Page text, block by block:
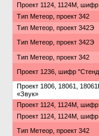
Проект 1124, 1124М, шифр
Тип Метеор, проект 342
Тип Метеор, проект 342Э
Тип Метеор, проект 342Э
Тип Метеор, проект 342
Проект 1236, шифр
Проект 1806, 18061,
«Звук»
Проект 1124, 1124М, шифр
Проект 1124, 1124М, шифр
Тип Метеор, проект 342